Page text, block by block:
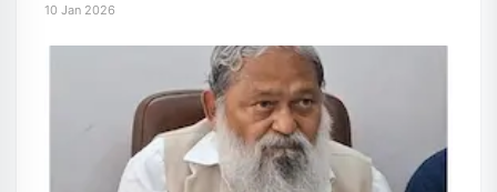
10 Jan 2026